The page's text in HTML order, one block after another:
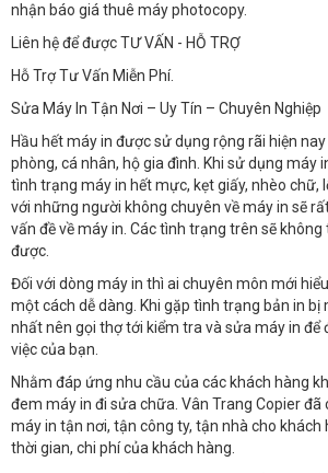
nhận báo giá thuê máy photocopy.
Liên hệ để được TƯ VẤN - HỖ TRỢ
Hỗ Trợ Tư Vấn Miễn Phí.
Sửa Máy In Tận Nơi – Uy Tín – Chuyên Nghiệp
Hầu hết máy in được sử dụng rộng rãi hiện
phòng, cá nhân, hộ gia đình. Khi sử dụng máy
tình trạng máy in hết mực, kẹt giấy, nhèo chữ,
với những người không chuyên về máy in sẽ
vấn đề về máy in. Các tình trạng trên sẽ
được.
Đối với dòng máy in thì ai chuyên môn mới
một cách dễ dàng. Khi gặp tình trạng bản in
nhất nên gọi thợ tới kiểm tra và sửa máy in để
việc của bạn.
Nhằm đáp ứng nhu cầu của các khách hàng
đem máy in đi sửa chữa. Vân Trang Copier đã
máy in tận nơi, tận công ty, tận nhà cho khách
thời gian, chi phí của khách hàng.